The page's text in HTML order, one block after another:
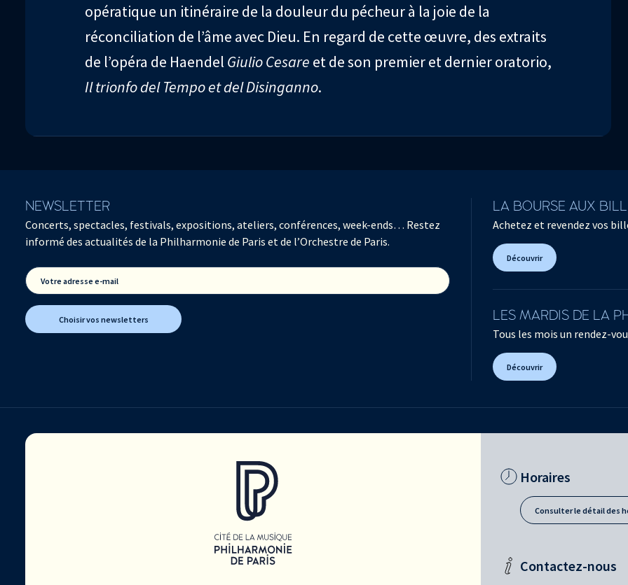
opératique un itinéraire de la douleur du pécheur à la joie de la
réconciliation de l’âme avec Dieu. En regard de cette œuvre, des extraits
de l’opéra de Haendel Giulio Cesare et de son premier et dernier oratorio,
Il trionfo del Tempo et del Disinganno.
NEWSLETTER
Concerts, spectacles, festivals, expositions, ateliers, conférences, week-ends… Restez
informé des actualités de la Philharmonie de Paris et de l’Orchestre de Paris.
Votre adresse e-mail
Choisir vos newsletters
LA BOURSE AUX
Achetez et revendez vos
Découvrir
LES MARDIS DE LA
Tous les mois un rendez-
Découvrir
Horaires
Consulter le détail des
Contactez-nous